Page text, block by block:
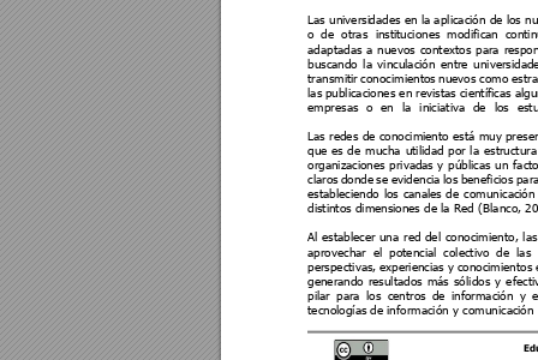
Las universidades en la aplicación de los
o de otras instituciones modifican
adaptadas a nuevos contextos para
buscando la vinculación entre
transmitir conocimientos nuevos como
las publicaciones en revistas científicas
empresas o en la iniciativa de los
Las redes de conocimiento está muy
que es de mucha utilidad por la
organizaciones privadas y públicas un
claros donde se evidencia los beneficios
estableciendo os canales de comunicación
distintos dimensiones de la Red (Blanco,
Al establecer una red del conocimiento,
aprovechar el potencial colectivo de las
perspectivas, experiencias y conocimientos
generando resultados más sólidos y
pilar para los centros de información y
tecnologías de información y comunicación